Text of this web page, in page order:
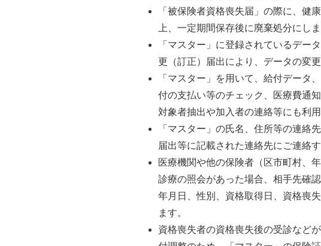
「被保険者資格喪失届」の際に、健
上、一定期間保存後に廃棄処分にしま
「マスター」に登録されているデー
更（訂正）届出により、データの変更
「マスター」を用いて、給付データ
付の支払い等のチェック、医療費通
対象者抽出や加入者の連絡等にも利用
「マスター」の氏名、住所等の連絡
届出等に記載された連絡先にご連絡
医療機関や他の保険者（区市町村、
診療の照会があった場合、相手先確
年月日、性別、資格取得日、資格喪
ます。
資格喪失者の資格喪失後の受診など